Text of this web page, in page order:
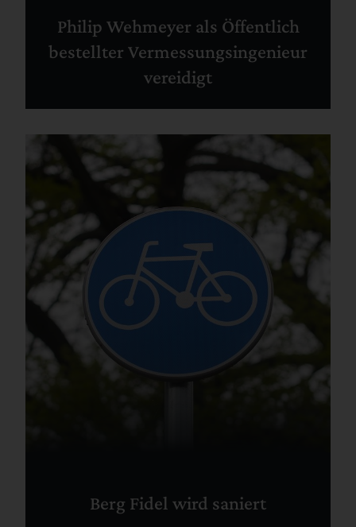
Philip Wehmeyer als Öffentlich
bestellter Vermessungsingenieur
vereidigt
Berg Fidel wird saniert